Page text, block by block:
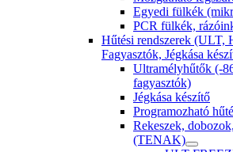
Egyedi fülkék
PCR fülkék,
Hűtési rendszerek (ULT,
Fagyasztók, Jégkása
Ultramélyhűtők (-
fagyasztók)
Jégkása készítő
Programozható
Rekeszek,
(TENAK)